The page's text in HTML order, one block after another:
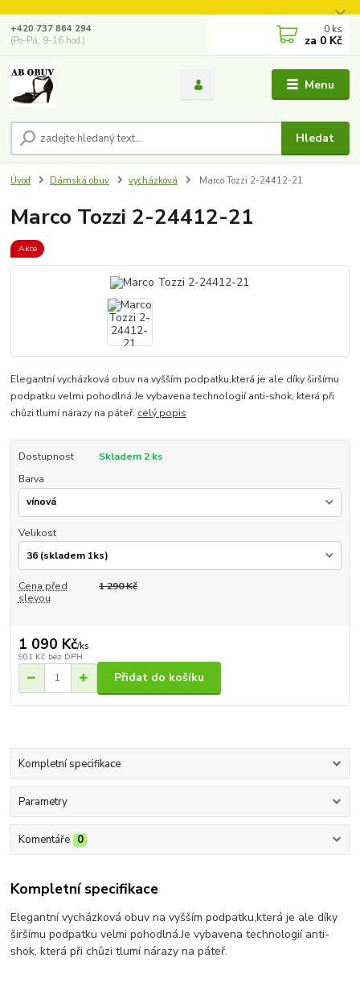
Menu
Hledat
+420 737 864 294
(Po-Pá, 9-16 hod.)
0 ks
za 0 Kč
Úvod Dámská obuv vycházková Marco Tozzi 2-24412-21
Marco Tozzi 2-24412-21
Akce
Elegantní vycházková obuv na vyšším podpatku,která je ale díky širšímu
podpatku velmi pohodlná.Je vybavena technologií anti-shok, která při
chůzi tlumí nárazy na páteř. celý popis
Dostupnost
Skladem 2 ks
Barva
Velikost
Cena před
slevou
1 290 Kč
1 090 Kč/ks
901 Kč bez DPH
Přidat do košíku
Kompletní specifikace
Parametry
Komentáře 0
Kompletní specifikace
Elegantní vycházková obuv na vyšším podpatku,která je ale díky
širšímu podpatku velmi pohodlná.Je vybavena technologií anti-
shok, která při chůzi tlumí nárazy na páteř.